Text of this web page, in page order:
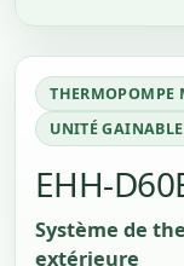
THERMOPOMPE
UNITÉ
EHH-
Système de
extérieure